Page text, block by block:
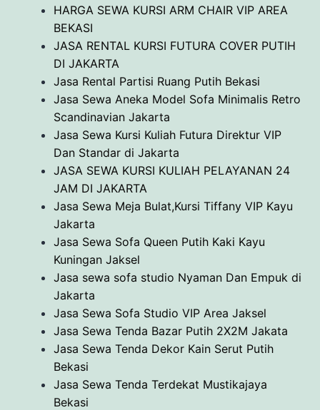
HARGA SEWA KURSI ARM CHAIR VIP AREA
BEKASI
JASA RENTAL KURSI FUTURA COVER PUTIH
DI JAKARTA
Jasa Rental Partisi Ruang Putih Bekasi
Jasa Sewa Aneka Model Sofa Minimalis Retro
Scandinavian Jakarta
Jasa Sewa Kursi Kuliah Futura Direktur VIP
Dan Standar di Jakarta
JASA SEWA KURSI KULIAH PELAYANAN 24
JAM DI JAKARTA
Jasa Sewa Meja Bulat,Kursi Tiffany VIP Kayu
Jakarta
Jasa Sewa Sofa Queen Putih Kaki Kayu
Kuningan Jaksel
Jasa sewa sofa studio Nyaman Dan Empuk di
Jakarta
Jasa Sewa Sofa Studio VIP Area Jaksel
Jasa Sewa Tenda Bazar Putih 2X2M Jakata
Jasa Sewa Tenda Dekor Kain Serut Putih
Bekasi
Jasa Sewa Tenda Terdekat Mustikajaya
Bekasi